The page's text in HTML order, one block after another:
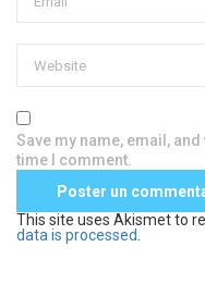
Save my name, email,
time I comment.
This site uses Akismet to
data is processed